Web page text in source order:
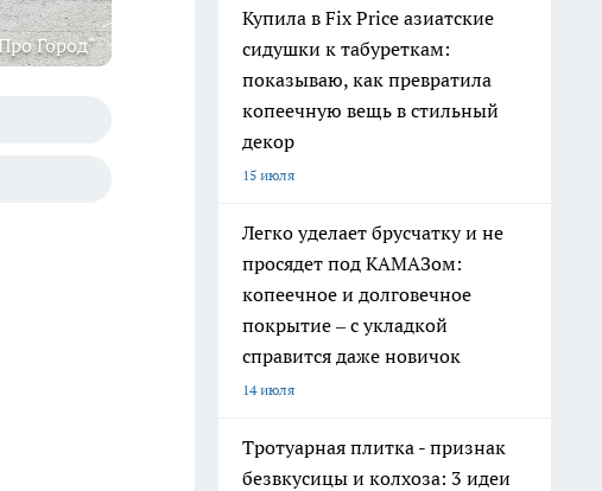
Город"
Купила в Fix Price азиатские
сидушки к табуреткам:
показываю, как превратила
копеечную вещь в стильный
декор
15 июля
Легко уделает брусчатку и не
просядет под КАМАЗом:
копеечное и долговечное
покрытие – с укладкой
справится даже новичок
14 июля
Тротуарная плитка - признак
безвкусицы и колхоза: 3 идеи